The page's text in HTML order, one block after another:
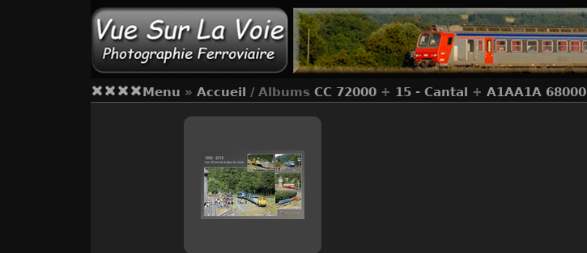
Menu » Accueil / Albums CC 72000 + 15 - Cantal + A1AA1A 68000